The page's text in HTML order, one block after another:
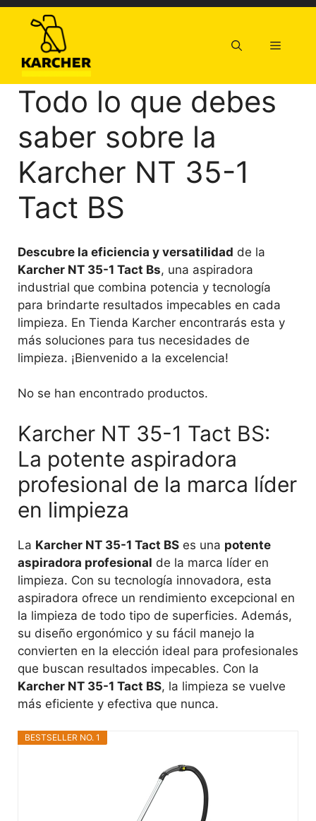
Saltar
contenido
Menú
Todo lo que debes
saber sobre la
Karcher NT 35-1
Tact BS
Descubre la eficiencia y versatilidad de la
Karcher NT 35-1 Tact Bs, una aspiradora
industrial que combina potencia y tecnología
para brindarte resultados impecables en cada
limpieza. En Tienda Karcher encontrarás esta y
más soluciones para tus necesidades de
limpieza. ¡Bienvenido a la excelencia!
No se han encontrado productos.
Karcher NT 35-1 Tact BS:
La potente aspiradora
profesional de la marca líder
en limpieza
La Karcher NT 35-1 Tact BS es una potente
aspiradora profesional de la marca líder en
limpieza. Con su tecnología innovadora, esta
aspiradora ofrece un rendimiento excepcional en
la limpieza de todo tipo de superficies. Además,
su diseño ergonómico y su fácil manejo la
convierten en la elección ideal para profesionales
que buscan resultados impecables. Con la
Karcher NT 35-1 Tact BS, la limpieza se vuelve
más eficiente y efectiva que nunca.
BESTSELLER NO. 1